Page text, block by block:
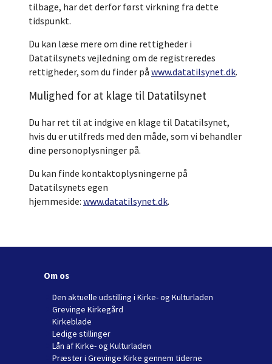
tilbage, har det derfor først virkning fra dette
tidspunkt.
Du kan læse mere om dine rettigheder i
Datatilsynets vejledning om de registreredes
rettigheder, som du finder på www.datatilsynet.dk.
Mulighed for at klage til Datatilsynet
Du har ret til at indgive en klage til Datatilsynet,
hvis du er utilfreds med den måde, som vi behandler
dine personoplysninger på.
Du kan finde kontaktoplysningerne på
Datatilsynets egen
hjemmeside: www.datatilsynet.dk.
Om os
Den aktuelle udstilling i Kirke- og Kulturladen
Grevinge Kirkegård
Kirkeblade
Ledige stillinger
Lån af Kirke- og Kulturladen
Præster i Grevinge Kirke gennem tiderne